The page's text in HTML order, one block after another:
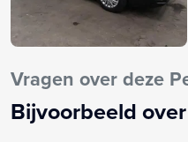
Centrale deurvergrendeling
Centrale deurvergrendeling
Cruisecontrol
Derde remlicht
Vragen over deze
Bijvoorbeeld